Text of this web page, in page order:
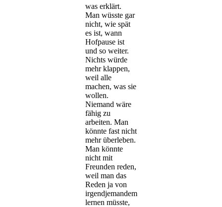
was erklärt.
Man wüsste gar
nicht, wie spät
es ist, wann
Hofpause ist
und so weiter.
Nichts würde
mehr klappen,
weil alle
machen, was sie
wollen.
Niemand wäre
fähig zu
arbeiten. Man
könnte fast nicht
mehr überleben.
Man könnte
nicht mit
Freunden reden,
weil man das
Reden ja von
irgendjemandem
lernen müsste,